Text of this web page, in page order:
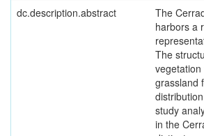
dc.description.abstract
The
harbors a
The
grassland
study
in the